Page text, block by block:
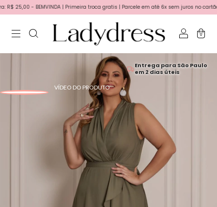
- BEMVINDA | Primeira troca gratis | Parcele em até 6x sem juros no cartão!
0
Entrega para São Paulo
em 2 dias úteis